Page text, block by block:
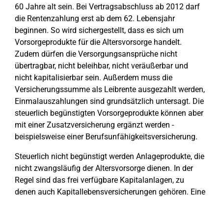
60 Jahre alt sein. Bei Vertragsabschluss ab 2012 darf
die Rentenzahlung erst ab dem 62. Lebensjahr
beginnen. So wird sichergestellt, dass es sich um
Vorsorgeprodukte für die Altersvorsorge handelt.
Zudem dürfen die Versorgungsansprüche nicht
übertragbar, nicht beleihbar, nicht veräußerbar und
nicht kapitalisierbar sein. Außerdem muss die
Versicherungssumme als Leibrente ausgezahlt werden,
Einmalauszahlungen sind grundsätzlich untersagt. Die
steuerlich begünstigten Vorsorgeprodukte können aber
mit einer Zusatzversicherung ergänzt werden -
beispielsweise einer Berufsunfähigkeitsversicherung.
Steuerlich nicht begünstigt werden Anlageprodukte, die
nicht zwangsläufig der Altersvorsorge dienen. In der
Regel sind das frei verfügbare Kapitalanlagen, zu
denen auch Kapitallebensversicherungen gehören. Eine